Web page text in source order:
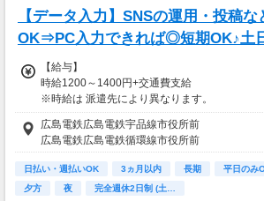
【データ入力】SNSの運用・投稿
OK⇒PC入力できれば◎短期OK♪土
【給与】
時給1200～1400円+交通費支給
※時給は 派遣先により異なります。
◇◆ 月収例 ◆◇
・時給1200円×8ｈ×20日間＝月19万2000円
【給与支払】
日払い
広島電鉄広島電鉄宇品線市役所前
広島電鉄広島電鉄循環線市役所前
日払い・週払いOK 3ヵ月以内 長期 平日のみ
夕方
夜 完全週休2日制 (土…